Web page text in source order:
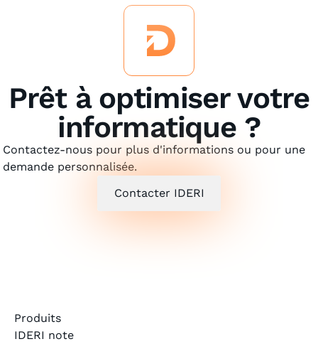
Prêt à optimiser votre
informatique ?
Contactez-nous pour plus d'informations ou pour une
demande personnalisée.
Contacter IDERI
Produits
IDERI note